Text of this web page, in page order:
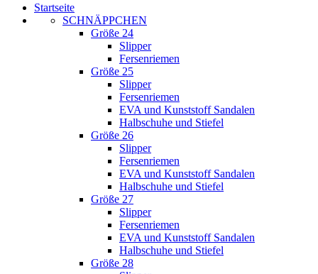
Startseite
SCHNÄPPCHEN
Größe 24
Slipper
Fersenriemen
Größe 25
Slipper
Fersenriemen
EVA und Kunststoff Sandalen
Halbschuhe und Stiefel
Größe 26
Slipper
Fersenriemen
EVA und Kunststoff Sandalen
Halbschuhe und Stiefel
Größe 27
Slipper
Fersenriemen
EVA und Kunststoff Sandalen
Halbschuhe und Stiefel
Größe 28